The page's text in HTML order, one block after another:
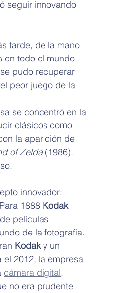
seguir innovando
tarde, de la mano
en todo el mundo.
pudo recuperar
peor juego de la
se concentró en la
clásicos como
la aparición de
of Zelda (1986).
innovador:
1888 Kodak
películas
de la fotografía.
Kodak y un
el 2012, la empresa
cámara digital,
no era prudente